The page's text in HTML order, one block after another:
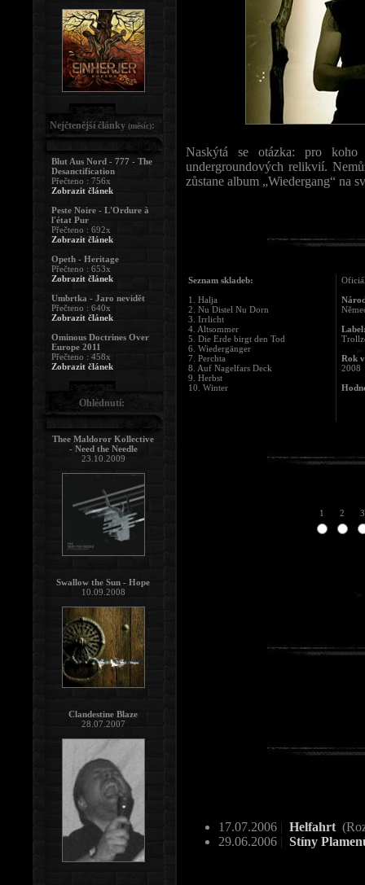
Naskýtá se otázka: pro koho
undergroundových relikvií.
zůstane album „Wiedergang“ na
Seznam skladeb:
1. Halja
2. Nu Distel Nu Dorn
3. Irrlicht
4. Altsommer
5. Die Erde birgt den Tod
6. Wiedergänger
7. Perchta
8. Auf Nagelfars Deck
9. Herbst
10. Winter
Rok
2008
1 2 3
17.07.2006 | Helfahrt
29.06.2006 | Stíny
Nejčtenější články (měsíc):
Blut Aus Nord - 777 - The
Desanctification
Přečteno : 756x
Zobrazit článek
Peste Noire - L'Ordure à
l'état Pur
Přečteno : 692x
Zobrazit článek
Opeth - Heritage
Přečteno : 653x
Zobrazit článek
Umbrtka - Jaro nevidět
Přečteno : 640x
Zobrazit článek
Ominous Doctrines Over
Europe 2011
Přečteno : 458x
Zobrazit článek
Ohlédnutí:
Thee Maldoror Kollective
- Need the Needle
23.10.2009
Swallow the Sun - Hope
10.09.2008
Clandestine Blaze
28.07.2007